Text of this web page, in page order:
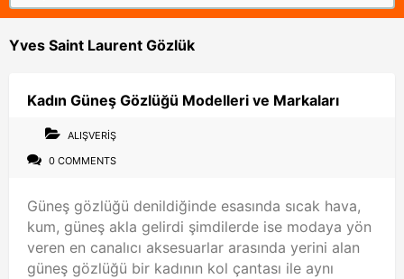
Yves Saint Laurent Gözlük
Kadın Güneş Gözlüğü Modelleri ve Markaları
ALIŞVERIŞ
0 COMMENTS
Güneş gözlüğü denildiğinde esasında sıcak hava,
kum, güneş akla gelirdi şimdilerde ise modaya yön
veren en canalıcı aksesuarlar arasında yerini alan
güneş gözlüğü bir kadının kol çantası ile aynı